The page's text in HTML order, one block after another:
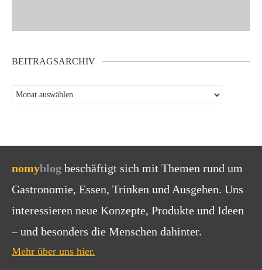
BEITRAGSARCHIV
nomyblog beschäftigt sich mit Themen rund um
Gastronomie, Essen, Trinken und Ausgehen. Uns
interessieren neue Konzepte, Produkte und Ideen
– und besonders die Menschen dahinter.
Mehr über uns hier.